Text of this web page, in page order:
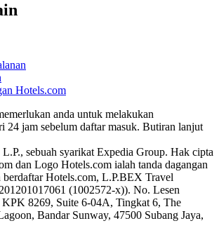
Hotels.com
anda untuk melakukan
24 jam sebelum daftar masuk. Butiran lanjut
sebuah syarikat Expedia Group. Hak cipta
dan Logo Hotels.com ialah tanda dagangan
berdaftar Hotels.com, L.P.BEX Travel
(1002572-x)). No. Lesen
KPK 8269, Suite 6-04A, Tingkat 6, The
Bandar Sunway, 47500 Subang Jaya,